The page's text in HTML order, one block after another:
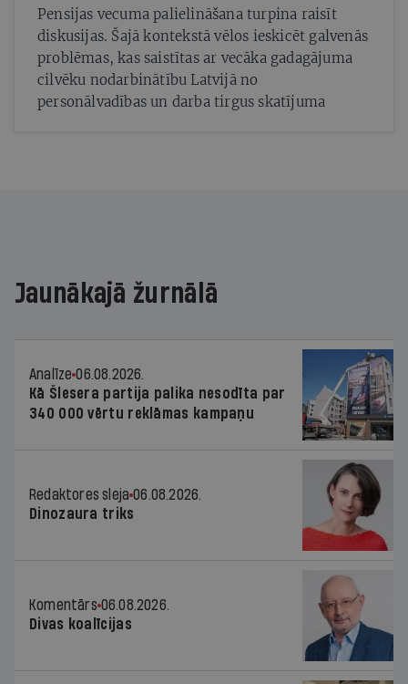
Pensijas vecuma palielināšana turpina raisīt
diskusijas. Šajā kontekstā vēlos ieskicēt galvenās
problēmas, kas saistītas ar vecāka gadagājuma
cilvēku nodarbinātību Latvijā no
personālvadības un darba tirgus skatījuma
Jaunākajā žurnālā
Analīze 06.08.2026.
Kā Šlesera partija palika nesodīta par
340 000 vērtu reklāmas kampaņu
Redaktores sleja 06.08.2026.
Dinozaura triks
Komentārs 06.08.2026.
Divas koalīcijas